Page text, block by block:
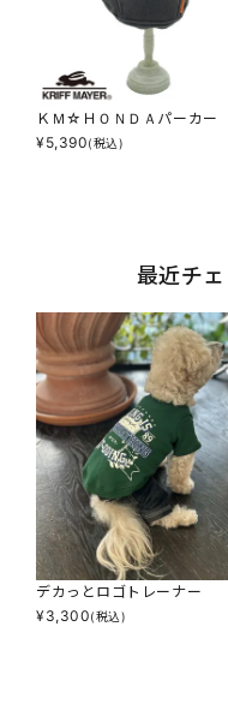
ＫＭ☆ＨＯＮＤＡパーカー
¥5,390(税込)
最近チ
デカっとロゴトレーナー
¥3,300(税込)